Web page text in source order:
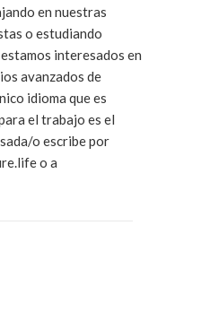
en nuestras
o estudiando
interesados en
avanzados de
idioma que es
el trabajo es el
o escribe por
o a